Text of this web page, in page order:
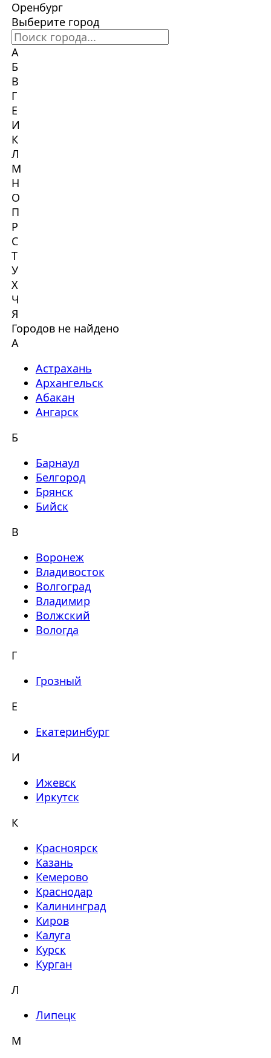
Оренбург
Выберите город
А
Б
В
Г
Е
И
К
Л
М
Н
О
П
Р
С
Т
У
Х
Ч
Я
Городов не найдено
А
Астрахань
Архангельск
Абакан
Ангарск
Б
Барнаул
Белгород
Брянск
Бийск
В
Воронеж
Владивосток
Волгоград
Владимир
Волжский
Вологда
Г
Грозный
Е
Екатеринбург
И
Ижевск
Иркутск
К
Красноярск
Казань
Кемерово
Краснодар
Калининград
Киров
Калуга
Курск
Курган
Л
Липецк
М